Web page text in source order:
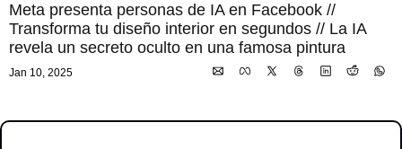
Meta presenta personas de IA en Facebook //
Transforma tu diseño interior en segundos // La IA
revela un secreto oculto en una famosa pintura
Jan 10, 2025